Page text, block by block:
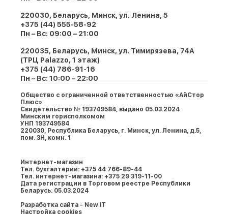
220030, Беларусь, Минск, ул. Ленина, 5
+375 (44) 555-58-92
Пн – Вс: 09:00 – 21:00
220035, Беларусь, Минск, ул. Тимирязева, 74A
(ТРЦ Palazzo, 1 этаж)
+375 (44) 786-91-16
Пн – Вс: 10:00 – 22:00
Общество с ограниченной ответственностью «АйСтор
Плюс»
Свидетельство № 193749584, выдано 05.03.2024
Минским горисполкомом
УНП 193749584
220030, Республика Беларусь, г. Минcк, ул. Ленина, д.5,
пом. 3Н, комн. 1
Интернет-магазин
Тел. бухгалтерии: +375 44 766-89-44
Тел. интернет-магазина: +375 29 319-11-00
Дата регистрации в Торговом реестре Республики
Беларусь: 05.03.2024
Разработка сайта - New IT
Настройка cookies